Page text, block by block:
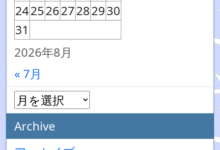
2026年8月
24252627282930
31
« 7月
Archive